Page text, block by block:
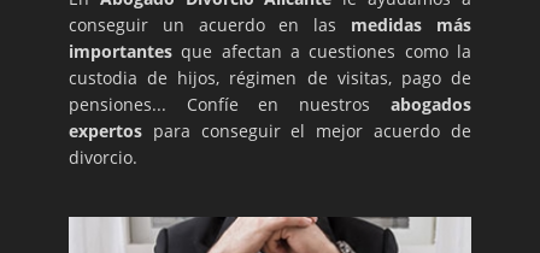
conseguir un acuerdo en las medidas más
importantesque afectan a cuestiones como la
custodia de hijos, régimen de visitas, pago de
pensiones... Confíe en nuestros abogados
expertos para conseguir el mejor acuerdo de
divorcio.